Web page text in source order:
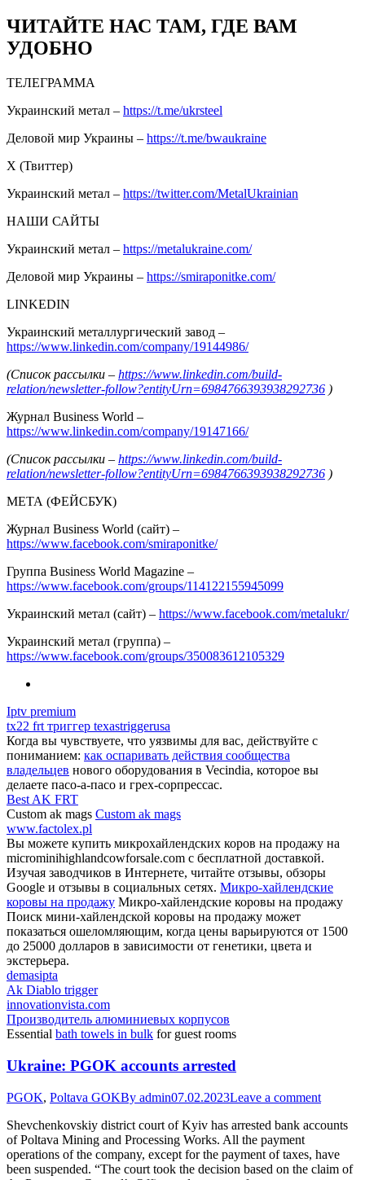
ЧИТАЙТЕ НАС ТАМ, ГДЕ ВАМ
УДОБНО
ТЕЛЕГРАММА
Украинский метал – https://t.me/ukrsteel
Деловой мир Украины – https://t.me/bwaukraine
Х (Твиттер)
Украинский метал – https://twitter.com/MetalUkrainian
НАШИ САЙТЫ
Украинский метал – https://metalukraine.com/
Деловой мир Украины – https://smiraponitke.com/
LINKEDIN
Украинский металлургический завод –
https://www.linkedin.com/company/19144986/
(Список рассылки – https://www.linkedin.com/build-
relation/newsletter-follow?entityUrn=6984766393938292736 )
Журнал Business World –
https://www.linkedin.com/company/19147166/
(Список рассылки – https://www.linkedin.com/build-
relation/newsletter-follow?entityUrn=6984766393938292736 )
МЕТА (ФЕЙСБУК)
Журнал Business World (сайт) –
https://www.facebook.com/smiraponitke/
Группа Business World Magazine –
https://www.facebook.com/groups/114122155945099
Украинский метал (сайт) – https://www.facebook.com/metalukr/
Украинский метал (группа) –
https://www.facebook.com/groups/350083612105329
Iptv premium
tx22 frt триггер texastriggerusa
Когда вы чувствуете, что уязвимы для вас, действуйте с
пониманием: как оспаривать действия сообщества
владельцев нового оборудования в Vecindia, которое вы
делаете пасо-а-пасо и грех-сорпрессас.
Best AK FRT
Custom ak mags Custom ak mags
www.factolex.pl
Вы можете купить микрохайлендских коров на продажу на
microminihighlandcowforsale.com с бесплатной доставкой.
Изучая заводчиков в Интернете, читайте отзывы, обзоры
Google и отзывы в социальных сетях. Микро-хайлендские
коровы на продажу Микро-хайлендские коровы на продажу
Поиск мини-хайлендской коровы на продажу может
показаться ошеломляющим, когда цены варьируются от 1500
до 25000 долларов в зависимости от генетики, цвета и
экстерьера.
demasipta
Ak Diablo trigger
innovationvista.com
Производитель алюминиевых корпусов
Essential bath towels in bulk for guest rooms
Ukraine: PGOK accounts arrested
PGOK, Poltava GOKBy admin07.02.2023Leave a comment
Shevchenkovskiy district court of Kyiv has arrested bank accounts
of Poltava Mining and Processing Works. All the payment
operations of the company, except for the payment of taxes, have
been suspended. “The court took the decision based on the claim of